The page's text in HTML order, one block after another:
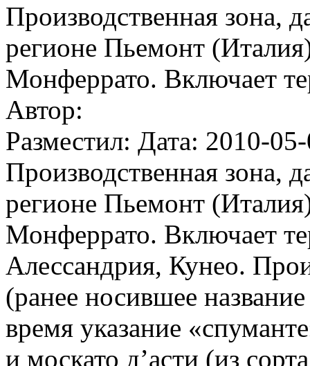
Производственная зона,
регионе Пьемонт
Монферрато. Включает
Автор:
Разместил: Дата: 2010-
Производственная зона,
регионе Пьемонт
Монферрато. Включает
Алессандрия, Кунео.
(ранее носившее
время указание
и москато д’асти (из